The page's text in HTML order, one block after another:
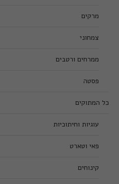
מרקים
צמחוני
ממרחים ורטבים
פסטה
כל המתוקים
עוגיות וחיתוכיות
פאי וטארט
קינוחים